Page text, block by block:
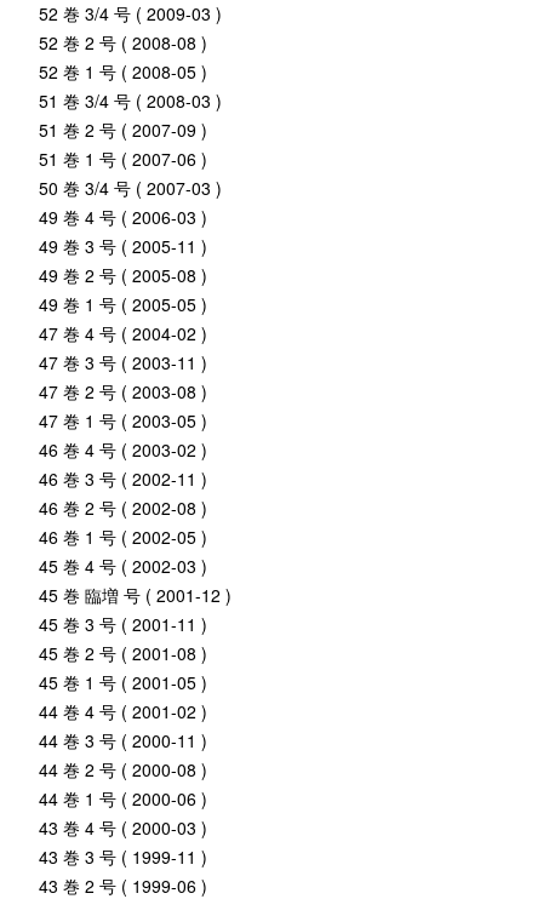
52 巻 3/4 号 ( 2009-03 )
52 巻 2 号 ( 2008-08 )
52 巻 1 号 ( 2008-05 )
51 巻 3/4 号 ( 2008-03 )
51 巻 2 号 ( 2007-09 )
51 巻 1 号 ( 2007-06 )
50 巻 3/4 号 ( 2007-03 )
49 巻 4 号 ( 2006-03 )
49 巻 3 号 ( 2005-11 )
49 巻 2 号 ( 2005-08 )
49 巻 1 号 ( 2005-05 )
47 巻 4 号 ( 2004-02 )
47 巻 3 号 ( 2003-11 )
47 巻 2 号 ( 2003-08 )
47 巻 1 号 ( 2003-05 )
46 巻 4 号 ( 2003-02 )
46 巻 3 号 ( 2002-11 )
46 巻 2 号 ( 2002-08 )
46 巻 1 号 ( 2002-05 )
45 巻 4 号 ( 2002-03 )
45 巻 臨増 号 ( 2001-12 )
45 巻 3 号 ( 2001-11 )
45 巻 2 号 ( 2001-08 )
45 巻 1 号 ( 2001-05 )
44 巻 4 号 ( 2001-02 )
44 巻 3 号 ( 2000-11 )
44 巻 2 号 ( 2000-08 )
44 巻 1 号 ( 2000-06 )
43 巻 4 号 ( 2000-03 )
43 巻 3 号 ( 1999-11 )
43 巻 2 号 ( 1999-06 )